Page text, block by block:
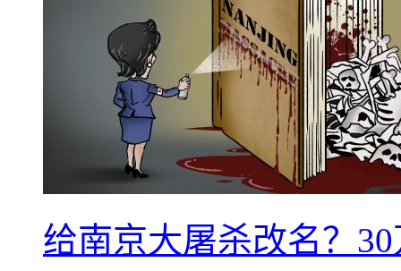
给南京大屠杀改名？